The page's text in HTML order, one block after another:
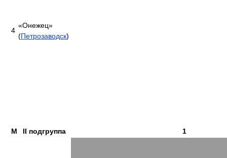
4
«Онежец»
(Петрозаводск)
М II подгруппа 1